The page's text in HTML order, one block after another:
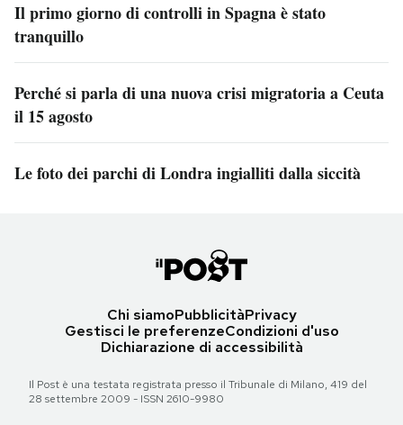
Il primo giorno di controlli in Spagna è stato
tranquillo
Perché si parla di una nuova crisi migratoria a Ceuta
il 15 agosto
Le foto dei parchi di Londra ingialliti dalla siccità
Chi siamoPubblicitàPrivacy
Gestisci le preferenzeCondizioni d'uso
Dichiarazione di accessibilità
Il Post è una testata registrata presso il Tribunale di Milano, 419 del
28 settembre 2009 - ISSN 2610-9980